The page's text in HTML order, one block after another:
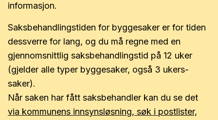
informasjon.
Saksbehandlingstiden for byggesaker er for tiden
dessverre for lang, og du må regne med en
gjennomsnittlig saksbehandlingstid på 12 uker
(gjelder alle typer byggesaker, også 3 ukers-
saker).
Når saken har fått saksbehandler kan du se det
via kommunens innsynsløsning, søk i postlister,